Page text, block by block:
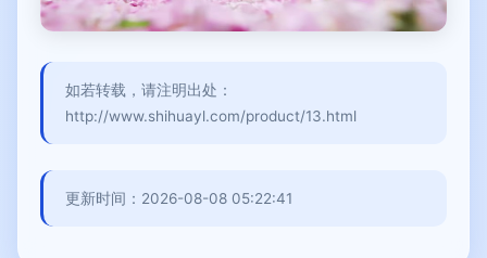
如若转载，请注明出处：
http://www.shihuayl.com/product/13.html
更新时间：2026-08-08 05:22:41